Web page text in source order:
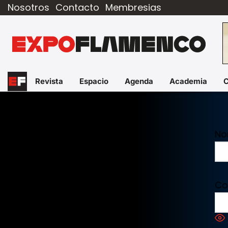
Nosotros Contacto Membresias
Revista Espacio Agenda Academia